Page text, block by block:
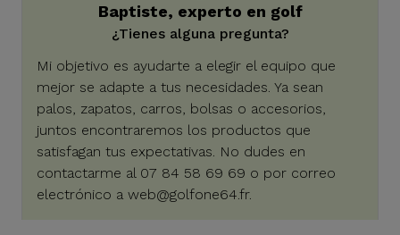
Baptiste, experto en golf
¿Tienes alguna pregunta?
Mi objetivo es ayudarte a elegir el equipo que
mejor se adapte a tus necesidades. Ya sean
palos, zapatos, carros, bolsas o accesorios,
juntos encontraremos los productos que
satisfagan tus expectativas. No dudes en
contactarme al 07 84 58 69 69 o por correo
electrónico a web@golfone64.fr.